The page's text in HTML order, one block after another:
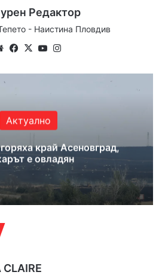
Редактор
- Наистина Пловдив
WebsiteFacebook
X YouTube
Актуално
край Асеновград,
е овладян
CLAIRE